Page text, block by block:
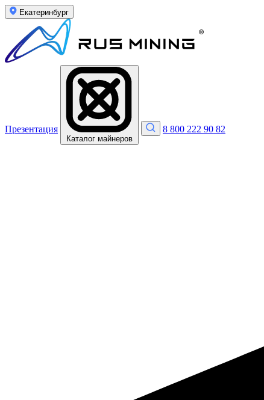
Екатеринбург
Презентация
Каталог майнеров
8 800 222 90 82